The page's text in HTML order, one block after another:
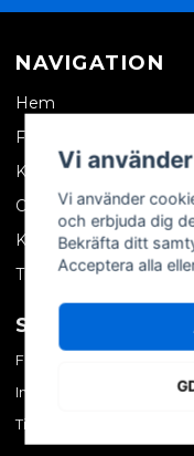
NAVIGATION
Hem
Företagskund
Kontakta oss
Om oss
Köpvillkor
Tips & trix
SOCIALA
Facebook
Instagram
TikTok
Vi
Vi använder
och erbjuda dig
Bekräfta ditt
Acceptera alla